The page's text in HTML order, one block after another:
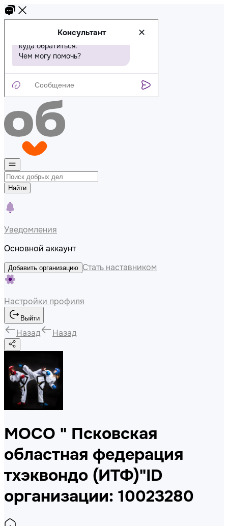
Найти
Уведомления
Основной аккаунт
Добавить организацию Стать наставником
Настройки профиля
Выйти
Назад Назад
МОСО " Псковская
областная федерация
тхэквондо (ИТФ)"ID
организации: 10023280